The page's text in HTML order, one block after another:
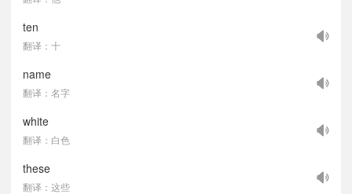
ten
翻译：十
name
翻译：名字
white
翻译：白色
these
翻译：这些